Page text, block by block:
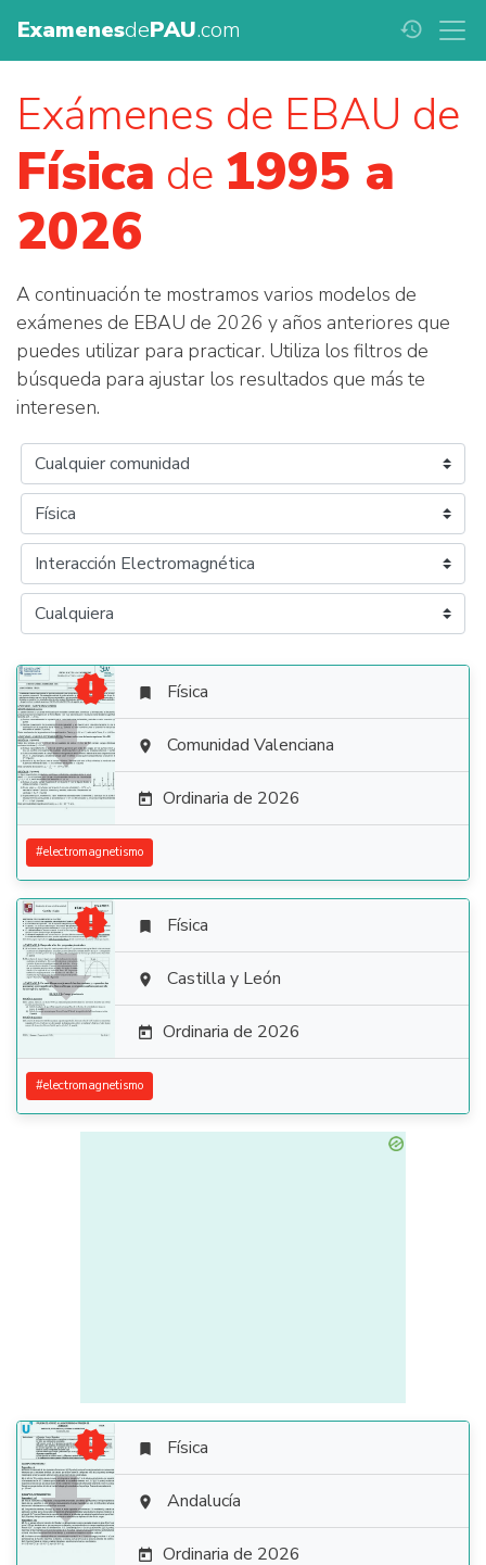
ExamenesdePAU.com history
Exámenes de EBAU de
Física de 1995 a
2026
A continuación te mostramos varios modelos de
exámenes de EBAU de 2026 y años anteriores que
puedes utilizar para practicar. Utiliza los filtros de
búsqueda para ajustar los resultados que más te
interesen.

  Física
 Comunidad Valenciana
 Ordinaria de 2026
#electromagnetismo

  Física
 Castilla y León
 Ordinaria de 2026
#electromagnetismo

  Física
 Andalucía
 Ordinaria de 2026